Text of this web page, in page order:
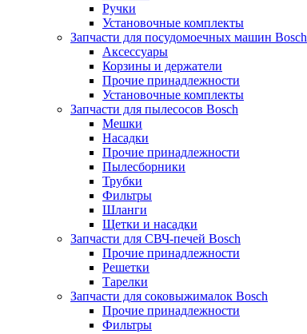
Ручки
Установочные комплекты
Запчасти для посудомоечных машин Bosch
Аксессуары
Корзины и держатели
Прочие принадлежности
Установочные комплекты
Запчасти для пылесосов Bosch
Мешки
Насадки
Прочие принадлежности
Пылесборники
Трубки
Фильтры
Шланги
Щетки и насадки
Запчасти для СВЧ-печей Bosch
Прочие принадлежности
Решетки
Тарелки
Запчасти для соковыжималок Bosch
Прочие принадлежности
Фильтры